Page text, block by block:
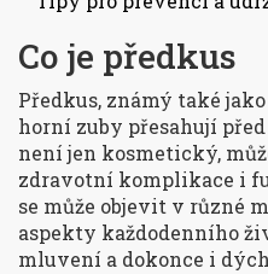
Co je předkus
Předkus, známý také jako
horní zuby přesahují
není jen kosmetický,
zdravotní komplikace i
se může objevit v různé
aspekty každodenního
mluvení a dokonce i